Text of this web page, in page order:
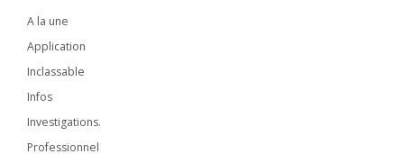
A la une
Application
Inclassable
Infos
Investigations.
Professionnel